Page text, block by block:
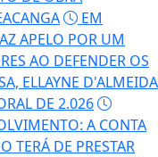
EM
APELO POR UM
AO DEFENDER OS
ELLAYNE D'ALMEIDA
DE 2.026
A CONTA
TERÁ DE PRESTAR